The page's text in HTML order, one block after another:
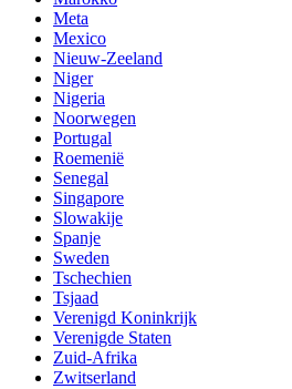
Meta
Mexico
Nieuw-Zeeland
Niger
Nigeria
Noorwegen
Portugal
Roemenië
Senegal
Singapore
Slowakije
Spanje
Sweden
Tschechien
Tsjaad
Verenigd Koninkrijk
Verenigde Staten
Zuid-Afrika
Zwitserland